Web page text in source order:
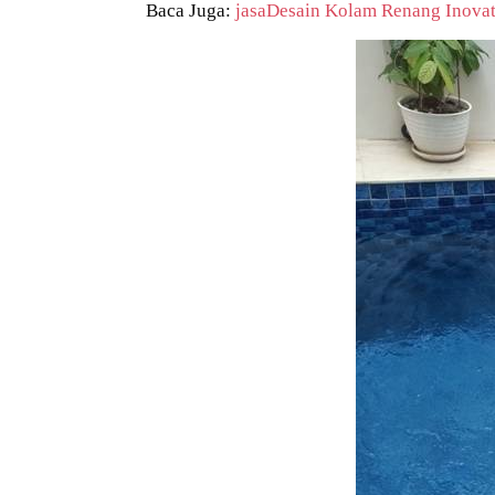
Baca Juga:jasaDesain Kolam Renang